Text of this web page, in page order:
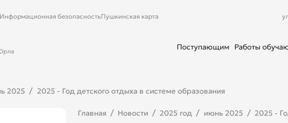
Информационная безопасностьПушкинская карта
Поступающим Работы
2025 2025 - Год детского отдыха в системе образования
Главная Новости 2025 год июнь 2025 2025 -